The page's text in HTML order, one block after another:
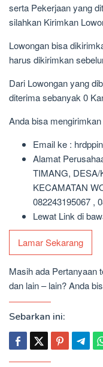
serta Pekerjaan yang
silahkan Kirimkan
Lowongan bisa
harus dikirimkan
Dari Lowongan yang
diterima sebanyak 0
Anda bisa
Email ke :
Alamat
TIMANG,
KECAMATAN
082243195067 ,
Lewat Link di
Lamar Sekarang
Masih ada Pertanyaan
dan lain – lain? Anda
Sebarkan ini: